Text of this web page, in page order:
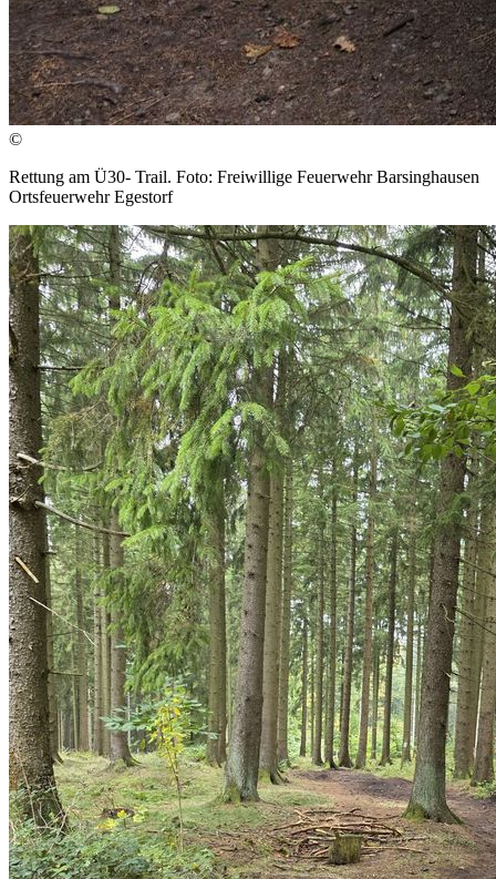
©
Rettung am Ü30- Trail. Foto: Freiwillige Feuerwehr Barsinghausen
Ortsfeuerwehr Egestorf